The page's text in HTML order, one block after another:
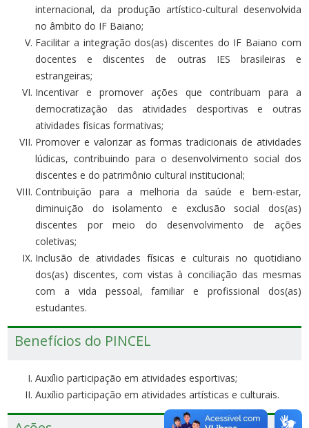
internacional, da produção artístico-cultural desenvolvida
no âmbito do IF Baiano;
Facilitar a integração dos(as) discentes do IF Baiano com
docentes e discentes de outras IES brasileiras e
estrangeiras;
Incentivar e promover ações que contribuam para a
democratização das atividades desportivas e outras
atividades físicas formativas;
Promover e valorizar as formas tradicionais de atividades
lúdicas, contribuindo para o desenvolvimento social dos
discentes e do patrimônio cultural institucional;
Contribuição para a melhoria da saúde e bem-estar,
diminuição do isolamento e exclusão social dos(as)
discentes por meio do desenvolvimento de ações
coletivas;
Inclusão de atividades físicas e culturais no quotidiano
dos(as) discentes, com vistas à conciliação das mesmas
com a vida pessoal, familiar e profissional dos(as)
estudantes.
Benefícios do PINCEL
Auxílio participação em atividades esportivas;
Auxílio participação em atividades artísticas e culturais.